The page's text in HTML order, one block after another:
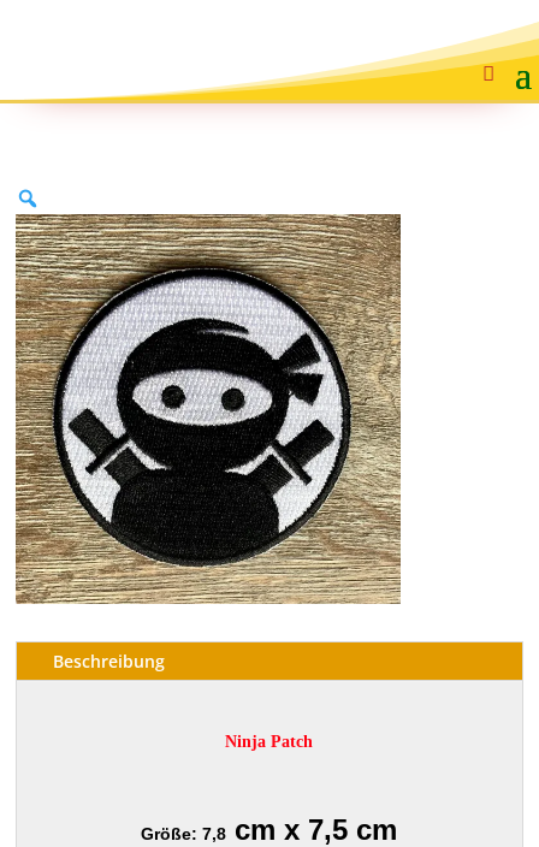
Beschreibung
Ninja Patch
Größe: 7,8 cm x 7,5 cm